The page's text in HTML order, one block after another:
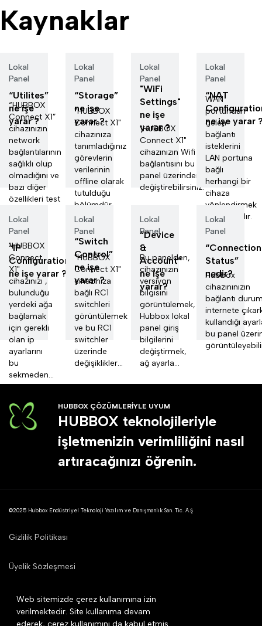
Web sitemizde çerez kullanımına izin
verilmektedir. Site kullanıma devam
ederek, çerez kullanımını da kabul etmiş
Kaynaklar
Lokal
Panel
“Utilites”
ne işe
yarar ?
“HUBBOX
Connect X1”
cihazınızın
network
bağlantılarının
sağlıklı olup
olmadığını ve
bazı diğer
özellikleri test
Lokal
Panel
“Storage”
ne işe
yarar ?
"HUBBOX
Connect X1"
cihazınıza
tanımladığınız
görevlerin
verilerinin
offline olarak
tutulduğu
bölümdür.
Lokal
Panel
"WiFi
Settings"
ne işe
yarar ?
"HUBBOX
Connect X1"
cihazınızın Wifi
bağlantısını bu
panel üzerinden
değiştirebilirsiniz.
Lokal
Panel
“NAT
ne işe yarar
WAN
portundan
gelen
bağlantı
isteklerini
LAN portuna
bağlı
herhangi bir
cihaza
yönlendirmek
için kullanılır.
Lokal
Panel
“IP
Configuration”
ne işe yarar ?
"HUBBOX
Connect
X1"
cihazınızı ,
bulunduğu
yerdeki ağa
bağlamak
için gerekli
olan ip
ayarlarını
bu
sekmeden...
Lokal
Panel
“Switch
Control”
ne işe
yarar ?
"HUBBOX
Connect X1"
cihazınıza
bağlı RC1
switchleri
görüntülemek
ve bu RC1
switchler
üzerinde
değişiklikler...
Lokal
Panel
“Device
&
Account”
ne işe
yarar?
Bu panelden,
cihazınızın
versiyon
bilgisini
görüntülemek,
Hubbox lokal
panel giriş
bilgilerini
değiştirmek,
ağ ayarla...
Lokal
Panel
“Connection
Status”
nedir?
Hubbox
cihazınınızın
bağlantı
internete
kullandığı
bu panel
HUBBOX ÇÖZÜMLERİYLE UYUM
HUBBOX teknolojileriyle
işletmenizin verimliliğini nasıl
artıracağınızı öğrenin.
©2025 Hubbox Endüstriyel Teknoloji Yazılım ve Danışmanlık San. Tic. A.Ş
Gizlilik Politikası
Üyelik Sözleşmesi
Mesafeli Satış Sözleşmesi